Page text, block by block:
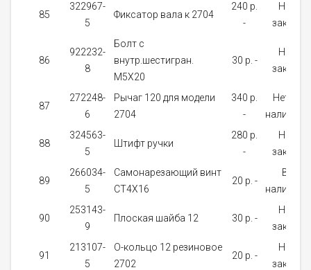
85
322967-
5
Фиксатор вала к 2704
240 p.
-
На
заказ
86
922232-
8
Болт с
внутр.шестигран.
М5Х20
30 p. -
На
заказ
87
272248-
6
Рычаг 120 для модели
2704
340 p.
-
Нет в
наличии
88
324563-
5
Штифт ручки
280 p.
-
На
заказ
89
266034-
5
Самонарезающий винт
CT4X16
20 p. -
В
наличии
90
253143-
9
Плоская шайба 12 30 p. -
На
заказ
91
213107-
5
О-кольцо 12 резиновое
2702
20 p. -
На
заказ